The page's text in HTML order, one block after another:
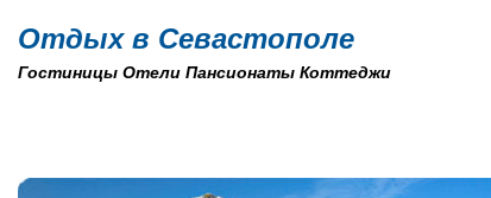
Отдых в Севастополе
Гостиницы Отели Пансионаты Коттеджи